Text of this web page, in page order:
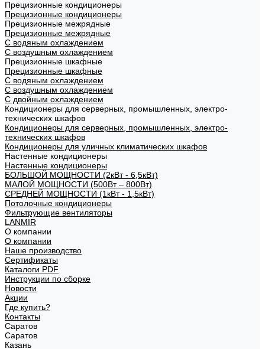
Прецизионные кондиционеры
Прецизионные кондиционеры
Прецизионные межрядные
Прецизионные межрядные
С водяным охлаждением
С воздушным охлаждением
Прецизионные шкафные
Прецизионные шкафные
С водяным охлаждением
С воздушным охлаждением
С двойным охлаждением
Кондиционеры для серверных, промышленных, электро-
технических шкафов
Кондиционеры для серверных, промышленных, электро-
технических шкафов
Кондиционеры для уличных климатических шкафов
Настенные кондиционеры
Настенные кондиционеры
БОЛЬШОЙ МОЩНОСТИ (2кВт - 6,5кВт)
МАЛОЙ МОЩНОСТИ (500Вт – 800Вт)
СРЕДНЕЙ МОЩНОСТИ (1кВт - 1,5кВт)
Потолочные кондиционеры
Фильтрующие вентиляторы
LANMIR
О компании
О компании
Наше производство
Сертификаты
Каталоги PDF
Инструкции по сборке
Новости
Акции
Где купить?
Контакты
Саратов
Саратов
Казань